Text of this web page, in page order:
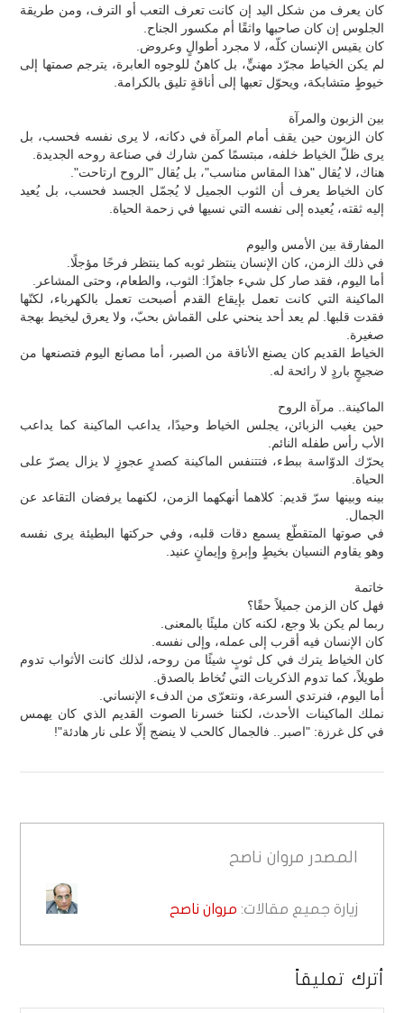
كان يعرف من شكل اليد إن كانت تعرف التعب أو الترف، ومن طريقة
الجلوس إن كان صاحبها واثقًا أم مكسور الجناح.
كان يقيس الإنسان كلّه، لا مجرد أطوالٍ وعروض.
لم يكن الخياط مجرّد مهنيٍّ، بل كاهنٌ للوجوه العابرة، يترجم صمتها إلى
خيوطٍ متشابكة، ويحوّل تعبها إلى أناقةٍ تليق بالكرامة.
بين الزبون والمرآة
كان الزبون حين يقف أمام المرآة في دكانه، لا يرى نفسه فحسب، بل
يرى ظلّ الخياط خلفه، مبتسمًا كمن شارك في صناعة روحه الجديدة.
هناك، لا يُقال "هذا المقاس مناسب"، بل يُقال "الروح ارتاحت".
كان الخياط يعرف أن الثوب الجميل لا يُجمّل الجسد فحسب، بل يُعيد
إليه ثقته، يُعيده إلى نفسه التي نسيها في زحمة الحياة.
المفارقة بين الأمس واليوم
في ذلك الزمن، كان الإنسان ينتظر ثوبه كما ينتظر فرحًا مؤجلًا.
أما اليوم، فقد صار كل شيء جاهزًا: الثوب، والطعام، وحتى المشاعر.
الماكينة التي كانت تعمل بإيقاع القدم أصبحت تعمل بالكهرباء، لكنّها
فقدت قلبها. لم يعد أحد ينحني على القماش بحبّ، ولا يعرق ليخيط بهجة
صغيرة.
الخياط القديم كان يصنع الأناقة من الصبر، أما مصانع اليوم فتصنعها من
ضجيجٍ باردٍ لا رائحة له.
الماكينة.. مرآة الروح
حين يغيب الزبائن، يجلس الخياط وحيدًا، يداعب الماكينة كما يداعب
الأب رأس طفله النائم.
يحرّك الدوّاسة ببطء، فتتنفس الماكينة كصدرٍ عجوزٍ لا يزال يصرّ على
الحياة.
بينه وبينها سرّ قديم: كلاهما أنهكهما الزمن، لكنهما يرفضان التقاعد عن
الجمال.
في صوتها المتقطّع يسمع دقات قلبه، وفي حركتها البطيئة يرى نفسه
وهو يقاوم النسيان بخيطٍ وإبرةٍ وإيمانٍ عنيد.
خاتمة
فهل كان الزمن جميلاً حقًا؟
ربما لم يكن بلا وجع، لكنه كان مليئًا بالمعنى.
كان الإنسان فيه أقرب إلى عمله، وإلى نفسه.
كان الخياط يترك في كل ثوبٍ شيئًا من روحه، لذلك كانت الأثواب تدوم
طويلاً، كما تدوم الذكريات التي تُخاط بالصدق.
أما اليوم، فنرتدي السرعة، ونتعرّى من الدفء الإنساني.
نملك الماكينات الأحدث، لكننا خسرنا الصوت القديم الذي كان يهمس
في كل غرزة: "اصبر.. فالجمال كالحب لا ينضج إلّا على نار هادئة"!
المصدر مروان ناصح
زيارة جميع مقالات: مروان ناصح
أترك تعليقاً